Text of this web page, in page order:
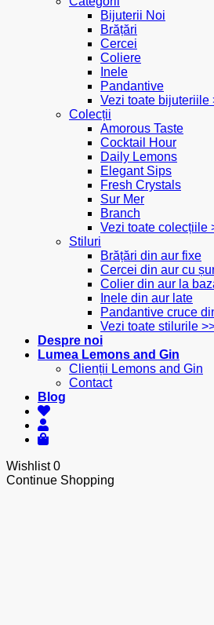
Bijuterii Noi
Brățări
Cercei
Coliere
Inele
Pandantive
Vezi toate bijuteriile
Colecții
Amorous Taste
Cocktail Hour
Daily Lemons
Elegant Sips
Fresh Crystals
Sur Mer
Branch
Vezi toate colecțiile
Stiluri
Brățări din aur fixe
Cercei din aur cu
Colier din aur la
Inele din aur late
Pandantive cruce
Vezi toate stilurile
Despre noi
Lumea Lemons and Gin
Clienții Lemons and Gin
Contact
Blog
Wishlist0
Continue Shopping